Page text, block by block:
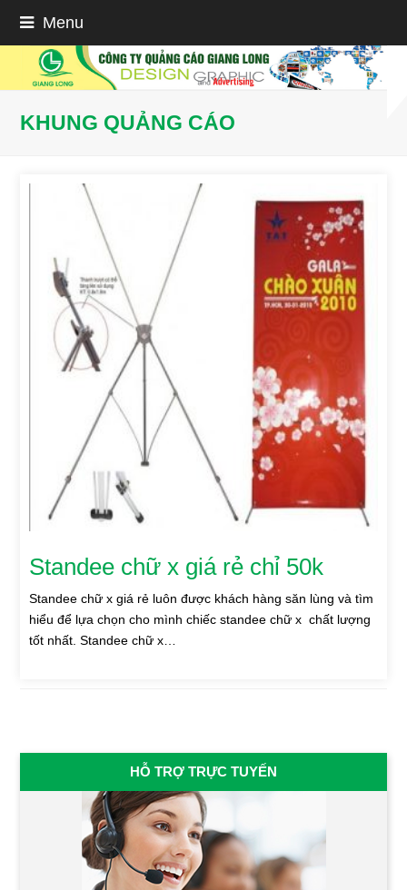
Menu
KHUNG QUẢNG CÁO
Standee chữ x giá rẻ chỉ 50k
Standee chữ x giá rẻ luôn được khách hàng săn lùng và tìm
hiểu để lựa chọn cho mình chiếc standee chữ x chất lượng
tốt nhất. Standee chữ x…
HỖ TRỢ TRỰC TUYẾN